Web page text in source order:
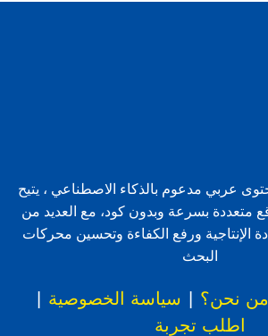
عربي مدعوم بالذكاء الاصطناعي ، يتيح
متعددة بسرعة وبدون كود، مع العديد من
الإنتاجية ورفع الكفاءة وتحسين محركات
البحث
من نحن؟ | سياسة الخصوصية |
اطلب تجربة